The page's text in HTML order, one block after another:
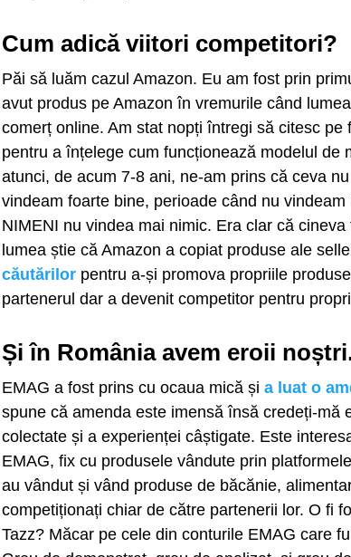
Cum adică viitori competitori?
Păi să luăm cazul Amazon. Eu am fost prin
avut produs pe Amazon în vremurile când
comerț online. Am stat nopți întregi să citesc
pentru a înțelege cum funcționează modelul de
atunci, de acum 7-8 ani, ne-am prins că ceva
vindeam foarte bine, perioade când nu
NIMENI nu vindea mai nimic. Era clar că
lumea știe că Amazon a copiat produse ale
căutărilorpentru a-și promova propriile
partenerul dar a devenit competitor pentru
Și în România avem eroii
EMAG a fost prins cu ocaua mică și a luat o
spune că amenda este imensă însă credeți-mă
colectate și a experienței câștigate. Este
EMAG, fix cu produsele vândute prin
au vândut și vând produse de băcănie,
competiționați chiar de către partenerii lor. O fi
Tazz? Măcar pe cele din conturile EMAG care